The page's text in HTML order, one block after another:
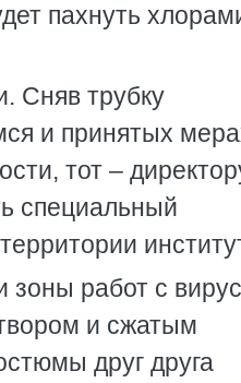
пахнуть
Сняв трубку
и принятых
тот –
специальный
зоны работ с
и сжатым
друг друга